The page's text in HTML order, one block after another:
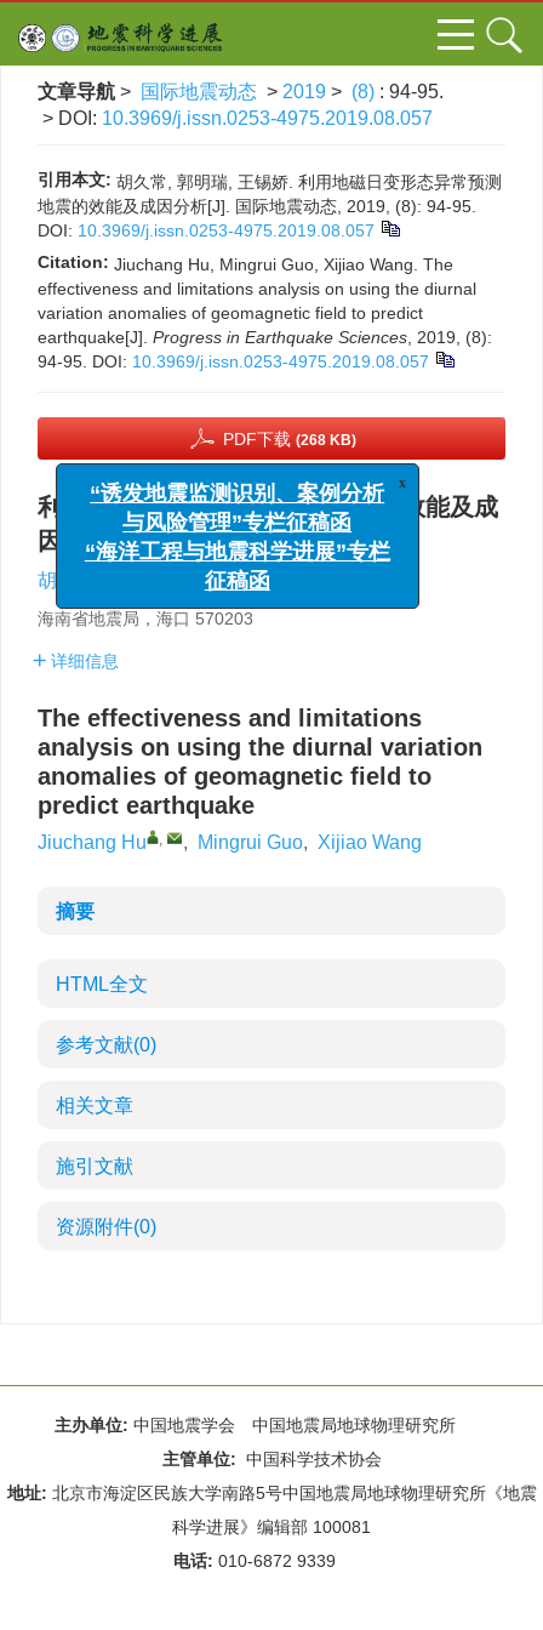
文章导航 > 国际地震动态 > 2019 > (8) : 94-95.
> DOI: 10.3969/j.issn.0253-4975.2019.08.057
引用本文: 胡久常, 郭明瑞, 王锡娇. 利用地磁日变形态异常预测
地震的效能及成因分析[J]. 国际地震动态, 2019, (8): 94-95.
DOI: 10.3969/j.issn.0253-4975.2019.08.057
Citation: Jiuchang Hu, Mingrui Guo, Xijiao Wang. The
effectiveness and limitations analysis on using the diurnal
variation anomalies of geomagnetic field to predict
earthquake[J]. Progress in Earthquake Sciences , 2019, (8):
94-95. DOI: 10.3969/j.issn.0253-4975.2019.08.057
PDF下载 (268 KB)
利用地磁日变形态异常预测地震的效能及成
因分析
胡久常 , 王锡娇
海南省地震局，海口 570203
详细信息
The effectiveness and limitations
analysis on using the diurnal variation
anomalies of geomagnetic field to
predict earthquake
Jiuchang Hu , , Mingrui Guo, Xijiao Wang
摘要
HTML全文
参考文献(0)
相关文章
施引文献
资源附件(0)
主办单位: 中国地震学会 中国地震局地球物理研究所
主管单位: 中国科学技术协会
地址: 北京市海淀区民族大学南路5号中国地震局地球物理研究所《地震
科学进展》编辑部 100081
电话: 010-6872 9339
“诱发地震监测识别、案例分析
与风险管理”专栏征稿函
“海洋工程与地震科学进展”专栏
征稿函